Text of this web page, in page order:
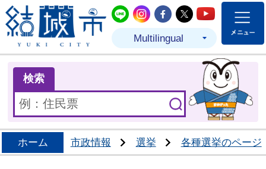
結城市公式LINE
結城市公式Instagram
結城市公式
結城市公式
結城市
Multilingual
検索
ホーム 市政情報 選挙 各種選挙のページ